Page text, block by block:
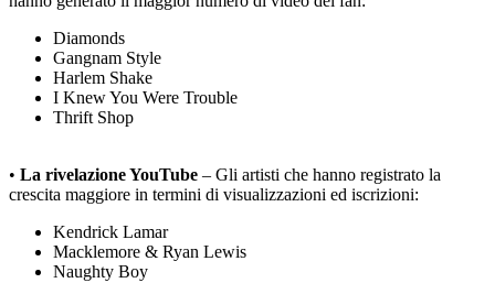
Diamonds
Gangnam Style
Harlem Shake
I Knew You Were Trouble
Thrift Shop
• La rivelazione YouTube – Gli artisti che hanno registrato la
crescita maggiore in termini di visualizzazioni ed iscrizioni:
Kendrick Lamar
Macklemore & Ryan Lewis
Naughty Boy